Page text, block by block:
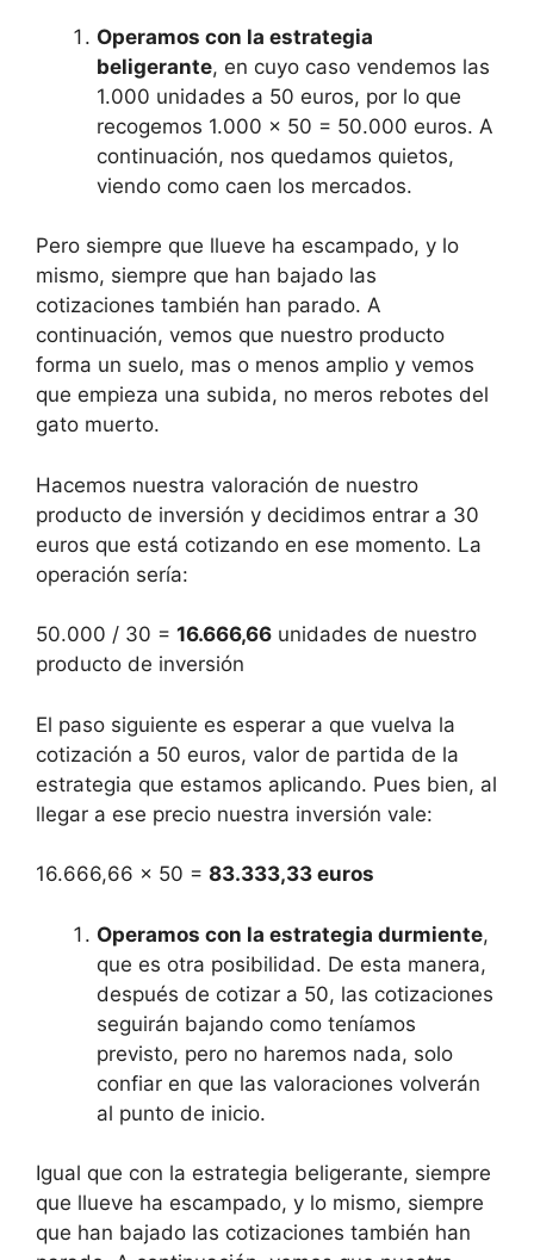
Operamos con la estrategia
beligerante, en cuyo caso vendemos las
1.000 unidades a 50 euros, por lo que
recogemos 1.000 x 50 = 50.000 euros. A
continuación, nos quedamos quietos,
viendo como caen los mercados.
Pero siempre que llueve ha escampado, y lo
mismo, siempre que han bajado las
cotizaciones también han parado. A
continuación, vemos que nuestro producto
forma un suelo, mas o menos amplio y vemos
que empieza una subida, no meros rebotes del
gato muerto.
Hacemos nuestra valoración de nuestro
producto de inversión y decidimos entrar a 30
euros que está cotizando en ese momento. La
operación sería:
50.000 / 30 = 16.666,66 unidades de nuestro
producto de inversión
El paso siguiente es esperar a que vuelva la
cotización a 50 euros, valor de partida de la
estrategia que estamos aplicando. Pues bien, al
llegar a ese precio nuestra inversión vale:
16.666,66 x 50 = 83.333,33 euros
Operamos con la estrategia durmiente,
que es otra posibilidad. De esta manera,
después de cotizar a 50, las cotizaciones
seguirán bajando como teníamos
previsto, pero no haremos nada, solo
confiar en que las valoraciones volverán
al punto de inicio.
Igual que con la estrategia beligerante, siempre
que llueve ha escampado, y lo mismo, siempre
que han bajado las cotizaciones también han